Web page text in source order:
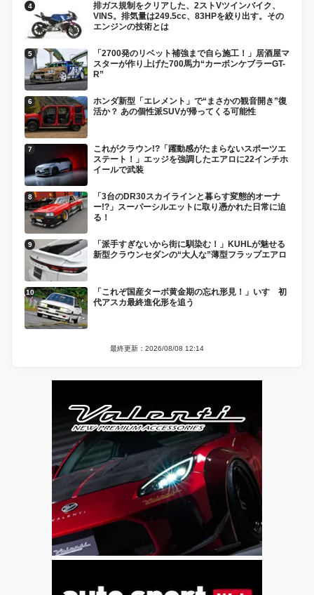
排ガス規制をクリアした、2ストVツインバイク、
VINS。排気量は249.5cc、83HPを絞り出す。その
エンジンの技術とは
「2700発のリベット補強まで自ら施工！」居酒屋マ
スターが作り上げた700馬力“カーボンケブラーGT-
R”
ホンダ新型「エレメント」で“まさかの観音開き”復
活か？ あの個性派SUVが帰ってくる可能性
これがクラウン!?「躍動感がたまらないスポーツエ
ステート！」エッジを強調したエアロに22インチホ
イールで武装
「3台のDR30スカイラインと暮らす変態的オーナ
ー!?」スーパーシルエットに取り憑かれた日常に迫
る！
「派手すぎないから街に馴染む！」KUHLが魅せる
新型クラウンセダンの“大人な”薄型フラップエアロ
「これぞ国産ターボ黄金期の忘れ形見！」いすゞ初
代アスカ最終進化形を追う
最終更新：2026/08/08 12:14